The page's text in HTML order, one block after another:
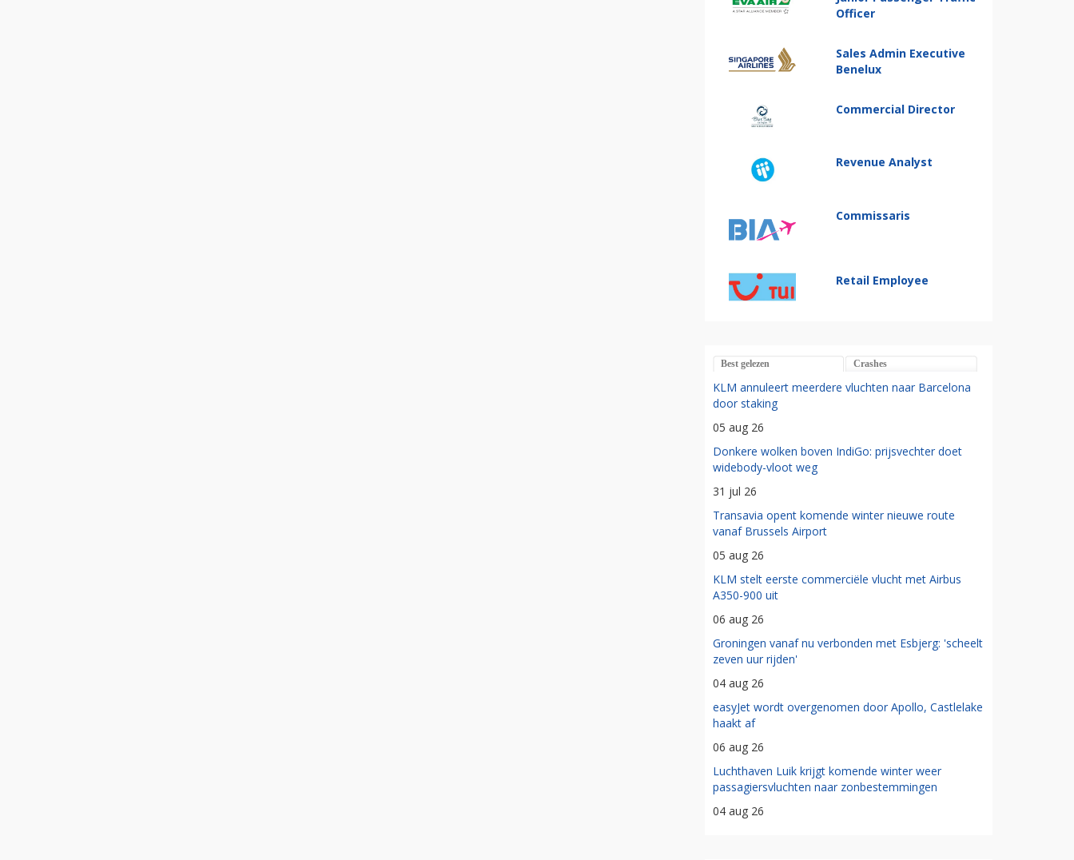
Officer
Sales Admin Executive
Benelux
Commercial Director
Revenue Analyst
Commissaris
Retail Employee
Best gelezen Crashes
KLM annuleert meerdere vluchten naar Barcelona
door staking
05 aug 26
Donkere wolken boven IndiGo: prijsvechter doet
widebody-vloot weg
31 jul 26
Transavia opent komende winter nieuwe route
vanaf Brussels Airport
05 aug 26
KLM stelt eerste commerciële vlucht met Airbus
A350-900 uit
06 aug 26
Groningen vanaf nu verbonden met Esbjerg: 'scheelt
zeven uur rijden'
04 aug 26
easyJet wordt overgenomen door Apollo, Castlelake
haakt af
06 aug 26
Luchthaven Luik krijgt komende winter weer
passagiersvluchten naar zonbestemmingen
04 aug 26